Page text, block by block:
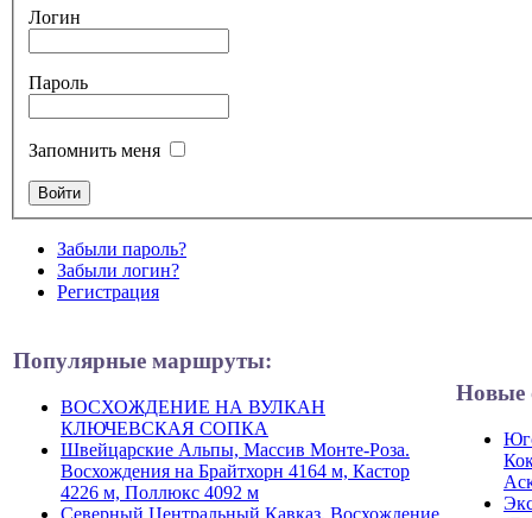
Логин
Пароль
Запомнить меня
Забыли пароль?
Забыли логин?
Регистрация
Популярные маршруты:
ВОСХОЖДЕНИЕ НА ВУЛКАН
КЛЮЧЕВСКАЯ СОПКА
Швейцарские Альпы, Массив Монте-Роза.
Восхождения на Брайтхорн 4164 м, Кастор
4226 м, Поллюкс 4092 м
Северный Центральный Кавказ. Восхождение
Новые